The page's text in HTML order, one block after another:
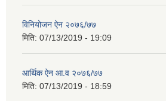
विनियोजन ऐन २०७६/७७
मिति: 07/13/2019 - 19:09
आर्थिक ऐन आ.व २०७६/७७
मिति: 07/13/2019 - 18:59